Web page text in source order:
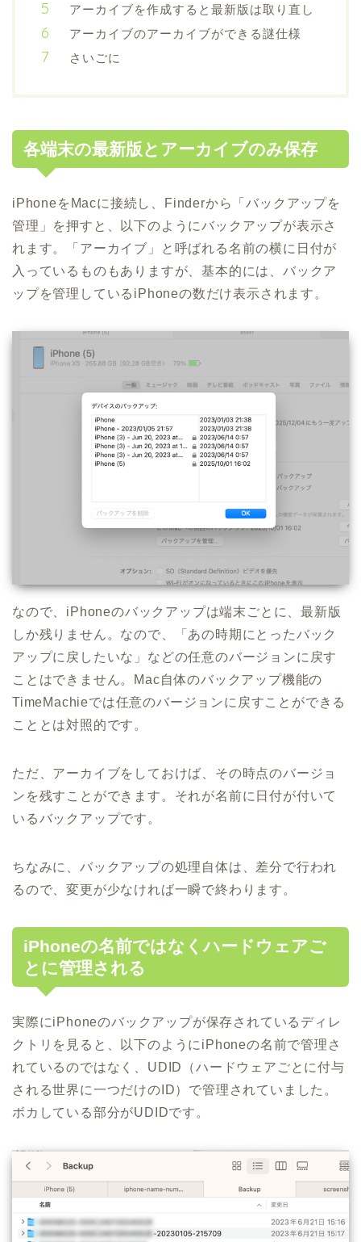
アーカイブを作成すると最新版は取り直し
アーカイブのアーカイブができる謎仕様
さいごに
各端末の最新版とアーカイブのみ保存
iPhoneをMacに接続し、Finderから「バックアップを
管理」を押すと、以下のようにバックアップが表示さ
れます。「アーカイブ」と呼ばれる名前の横に日付が
入っているものもありますが、基本的には、バックア
ップを管理しているiPhoneの数だけ表示されます。
なので、iPhoneのバックアップは端末ごとに、最新版
しか残りません。なので、「あの時期にとったバック
アップに戻したいな」などの任意のバージョンに戻す
ことはできません。Mac自体のバックアップ機能の
TimeMachieでは任意のバージョンに戻すことができる
こととは対照的です。
ただ、アーカイブをしておけば、その時点のバージョ
ンを残すことができます。それが名前に日付が付いて
いるバックアップです。
ちなみに、バックアップの処理自体は、差分で行われ
るので、変更が少なければ一瞬で終わります。
iPhoneの名前ではなくハードウェアご
とに管理される
実際にiPhoneのバックアップが保存されているディレ
クトリを見ると、以下のようにiPhoneの名前で管理さ
れているのではなく、UDID（ハードウェアごとに付与
される世界に一つだけのID）で管理されていました。
ボカしている部分がUDIDです。